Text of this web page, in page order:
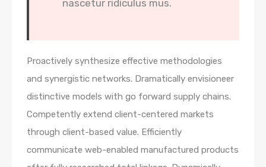
nascetur ridiculus mus.
Proactively synthesize effective methodologies
and synergistic networks. Dramatically envisioneer
distinctive models with go forward supply chains.
Competently extend client-centered markets
through client-based value. Efficiently
communicate web-enabled manufactured products